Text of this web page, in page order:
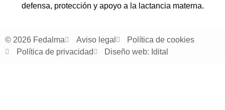
defensa, protección y apoyo a la lactancia materna.
© 2026 Fedalma Aviso legal
Política de cookies
Política de privacidad
Diseño web: Idital